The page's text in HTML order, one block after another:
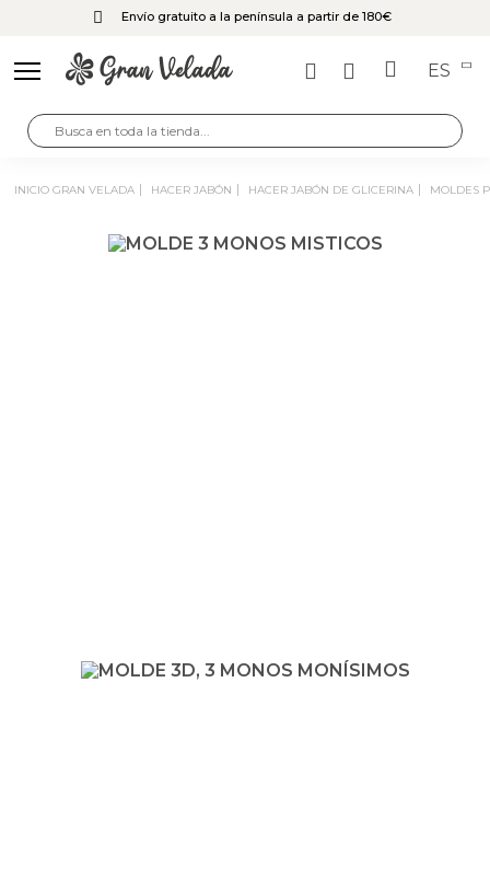
Envío gratuito a la península a partir de 180€
ES
INICIO GRAN VELADA HACER JABÓN HACER JABÓN DE GLICERINA MOLDES